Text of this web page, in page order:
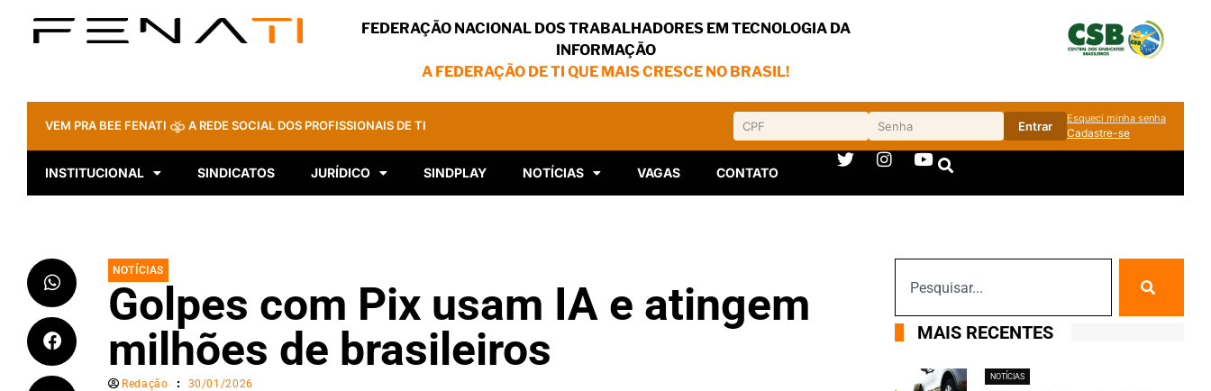
FEDERAÇÃO NACIONAL DOS TRABALHADORES EM TECNOLOGIA DA
INFORMAÇÃO
A FEDERAÇÃO DE TI QUE MAIS CRESCE NO BRASIL!
VEM PRA BEE FENATI A REDE SOCIAL DOS PROFISSIONAIS DE TI Entrar
Esqueci minha senha
Cadastre-se
INSTITUCIONAL SINDICATOS JURÍDICO SINDPLAY NOTÍCIAS VAGAS CONTATO
NOTÍCIAS
Golpes com Pix usam IA e atingem
milhões de brasileiros
Redação 30/01/2026
MAIS RECENTES
NOTÍCIAS